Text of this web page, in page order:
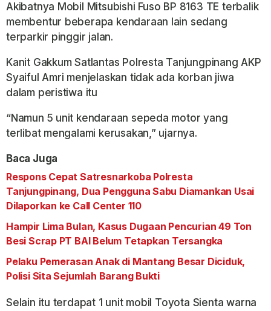
Akibatnya Mobil Mitsubishi Fuso BP 8163 TE terbalik
membentur beberapa kendaraan lain sedang
terparkir pinggir jalan.
Kanit Gakkum Satlantas Polresta Tanjungpinang AKP
Syaiful Amri menjelaskan tidak ada korban jiwa
dalam peristiwa itu
“Namun 5 unit kendaraan sepeda motor yang
terlibat mengalami kerusakan,” ujarnya.
Baca Juga
Respons Cepat Satresnarkoba Polresta
Tanjungpinang, Dua Pengguna Sabu Diamankan Usai
Dilaporkan ke Call Center 110
Hampir Lima Bulan, Kasus Dugaan Pencurian 49 Ton
Besi Scrap PT BAI Belum Tetapkan Tersangka
Pelaku Pemerasan Anak di Mantang Besar Diciduk,
Polisi Sita Sejumlah Barang Bukti
Selain itu terdapat 1 unit mobil Toyota Sienta warna